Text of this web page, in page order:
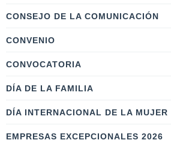
CONSEJO DE LA COMUNICACIÓN
CONVENIO
CONVOCATORIA
DÍA DE LA FAMILIA
DÍA INTERNACIONAL DE LA MUJER
EMPRESAS EXCEPCIONALES 2026